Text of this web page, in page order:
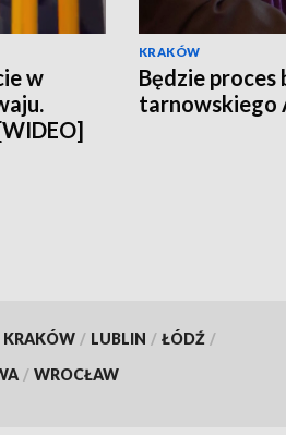
w
KRAKÓW
Będzie proces
tarnowskiego
KRAKÓW / LUBLIN / ŁÓDŹ /
/ WROCŁAW